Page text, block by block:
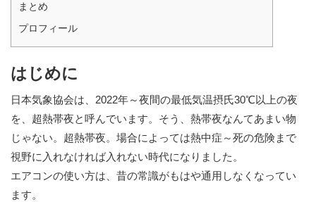
まとめ
プロフィール
はじめに
日本気象協会は、2022年～夜間の最低気温摂氏30℃以上の夜
を、超熱帯夜と呼んでいます。そう、熱帯夜なんてあまい物
じゃない。超熱帯夜。場合によっては熱中症～死の危険まで
視野に入れなければ入れない時代になりました。
エアコンの使い方は、昔の常識がもはや通用しなくなってい
ます。